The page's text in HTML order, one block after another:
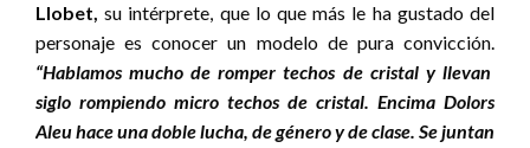
Llobet,su intérprete, que lo que más le ha gustado del
personaje es conocer un modelo de pura convicción.
“Hablamos mucho de romper techos de cristal y llevan
siglo rompiendo micro techos de cristal. Encima Dolors
Aleu hace una doble lucha, de género y de clase. Se juntan